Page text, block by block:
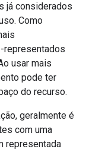
já considerados
Como
representados
usar mais
pode ter
do recurso.
geralmente é
com uma
representada